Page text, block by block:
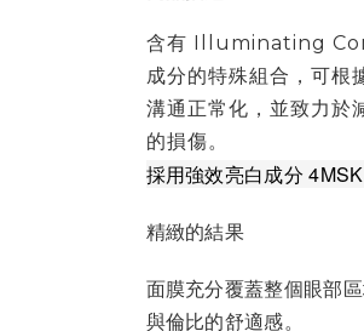
含有 Illuminating
成分的特殊組合，可根
溝通正常化，並致力於
的損傷。
採用強效亮白成分 4MSK
精緻的結果
面膜充分覆蓋整個眼部
與倫比的舒適感。